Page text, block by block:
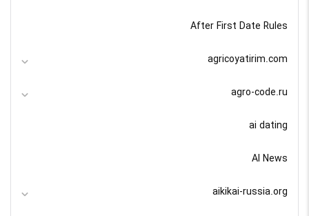
After First Date Rules
agricoyatirim.com
agro-code.ru
ai dating
AI News
aikikai-russia.org